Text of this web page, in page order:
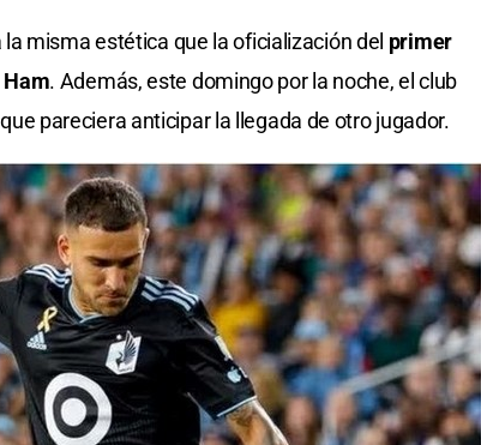
misma estética que la oficialización del primer
. Además, este domingo por la noche, el club
pareciera anticipar la llegada de otro jugador.